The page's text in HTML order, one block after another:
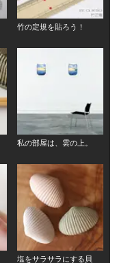
竹の定規を貼ろう！
私の部屋は、雲の上。
塩をサラサラにする貝